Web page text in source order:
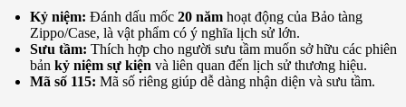
Kỷ niệm: Đánh dấu mốc 20 năm hoạt động của Bảo tàng
Zippo/Case, là vật phẩm có ý nghĩa lịch sử lớn.
Sưu tầm: Thích hợp cho người sưu tầm muốn sở hữu các phiên
bản kỷ niệm sự kiện và liên quan đến lịch sử thương hiệu.
Mã số 115: Mã số riêng giúp dễ dàng nhận diện và sưu tầm.